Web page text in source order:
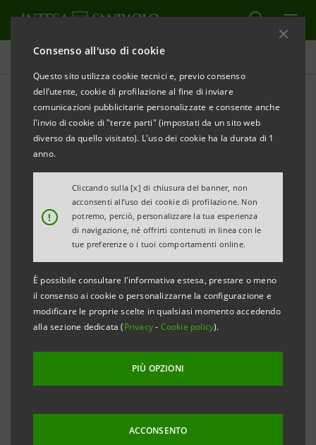
Consenso all'uso di cookie
Questo sito utilizza cookie tecnici e, previo consenso
dell’utente, cookie di profilazione al fine di inviare
comunicazioni pubblicitarie personalizzate e consente anche
l'invio di cookie di "terze parti" (impostati da un sito web
diverso da quello visitato). L'uso dei cookie ha la durata di 1
anno.
!
Cliccando sulla [x] di chiusura del banner, non
acconsenti all’uso dei cookie di profilazione. Non
potremo, perciò, personalizzare la tua esperienza
di navigazione, né offrirti contenuti in linea con le
tue preferenze o i tuoi comportamenti online.
È possibile consultare l'informativa estesa, prestare o meno
il consenso ai cookie o personalizzarne la configurazione e
modificare le proprie scelte in qualsiasi momento accedendo
alla sezione dedicata (Privacy- Cookie policy).
PIÙ OPZIONI
ACCONSENTO
Comunicati stampa
STAMPA AGGIORNA
45 MILIONI DI EURO PER SOSTENERE L’ATTIVITÀ
Il finanziamento erogato dal pool di banche
costituito da Banco BPM, Intesa Sanpaolo e
UniCredit, con la Garanzia SupportItalia di SACE,
potrà prevedere la condivisione di obiettivi ESG
Milano - Daverio (VA), 31 luglio 2023- Il pool di banche
formato da Banco BPM, Intesa Sanpaolo (Divisione IMI
CIB) e UniCredit, assistito dalla Garanzia SupportItalia
nel settore del packaging, un finanziamento da 45
milioni di euro che sarà destinato a ottimizzare la